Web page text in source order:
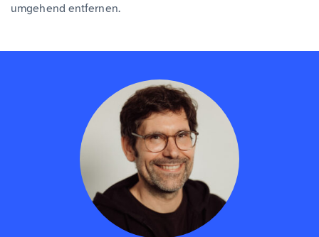
umgehend entfernen.